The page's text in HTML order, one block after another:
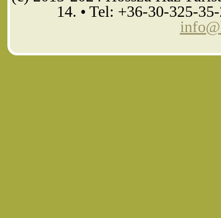
14. • Tel: +36-30-325-